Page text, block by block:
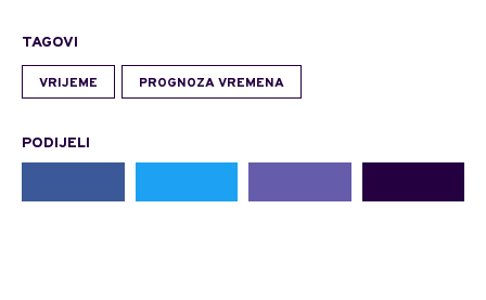
TAGOVI
VRIJEME PROGNOZA VREMENA
PODIJELI